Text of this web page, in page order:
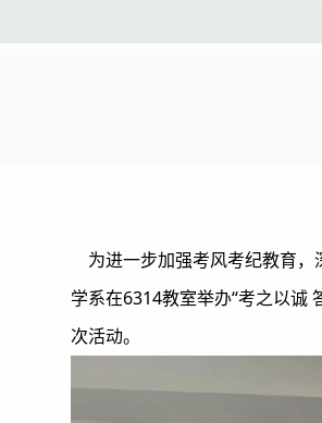
为进一步加强考风考纪教育
学系在6314教室举办“考之以诚
次活动。